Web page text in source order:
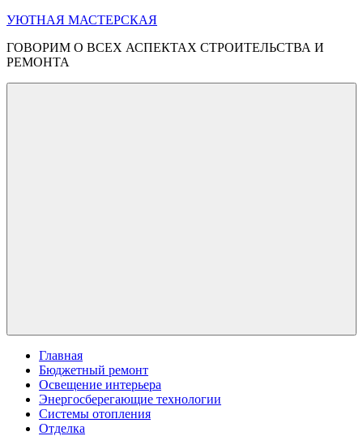
Перейти
содержимому
УЮТНАЯ МАСТЕРСКАЯ
ГОВОРИМ О ВСЕХ АСПЕКТАХ СТРОИТЕЛЬСТВА И
РЕМОНТА
Главная
Бюджетный ремонт
Освещение интерьера
Энергосберегающие технологии
Системы отопления
Отделка